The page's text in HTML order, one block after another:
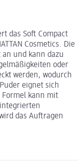
das Soft Compact
Cosmetics. Die
und kann dazu
oder
werden, wodurch
eignet sich
Formel kann mit
das Auftragen